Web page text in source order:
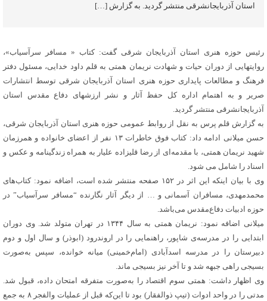
استان آذربایجانشرقی منتشر گردید. به گزارش […]
رئیس حوزه هنری استان آذربایجان شرقی گفت: کتاب « مسافر سرآسیاب»،
روایتهایی از دوران حیات و شهادت نریمان همتی به قلم داود خدایی، مسئول دفتر
فرهنگ و مطالعات پایداری حوزه هنری استان آذربایجان شرقی توسط انتشارات
صریر و به اهتمام اداره کل حفظ آثار و نشر ارزشهای دفاع مقدس استان
آذربایجانشرقی منتشر گردید.
به گزارش قلم پرس به نقل از روابط عمومی حوزه هنری استان آذربایجان شرقی،
حسن میلانی ادامه داد: کتاب فوق خاطرات ۱۳ نفر از اعضای خانواده و همرزمان
شهید نریمان همتی، با مقدمه‌ای از رضا قلیزاده‌ علیار به همراه زندگینامه و عکس و
اسناد را شامل می شود.
وی با بیان اینکه این اثر در ۱۵۲ صفحه منتشر شده است، اضافه نمود: کتاب‌های
محمدمهدی، مسافران آسمانی و … از دیگر آثار نگارنده‌ “مسافر سرآسیاب” در
حوزه ادبیات دفاع‌مقدس می‌باشد.
میلانی اضافه نمود: نریمان همتی به سال ۱۳۴۴ در تهران متولد شد. وی دوران
ابتدایی را در مدرسه‌ی شاپور، راهنمایی را در اروندرود (ابوذر) و سال اول و دوم
دبیرستان را در مدرسه‌ اسدآبادی (امام‌خمینی) میانه خوانده، سپس به‌صورت
بسیجی راهی جبهه شد و تا آخر نیز بسیجی ماند.
وی اظهار داشت: همتی سوم اقتصاد را به‌صورت متفرقه امتحان داده، قبول شد.
مدتی را در واحد ادوات (تیپ ذوالفقار) بود تا این‌که قبل از عملیات والفجر ۸ به جمع